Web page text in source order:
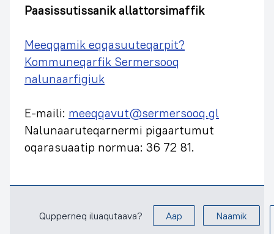
Paasissutissanik allattorsimaffik
Meeqqamik eqqasuuteqarpit?
Kommuneqarfik Sermersooq
nalunaarfigiuk
E-maili: meeqqavut@sermersooq.gl
Nalunaaruteqarnermi pigaartumut
oqarasuaatip normua: 36 72 81.
Qupperneq iluaqutaava? Aap Naamik